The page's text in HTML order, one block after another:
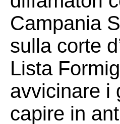
Campania
sulla corte
Lista
avvicinare i
capire in